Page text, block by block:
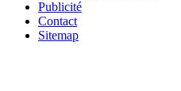
Publicité
Contact
Sitemap